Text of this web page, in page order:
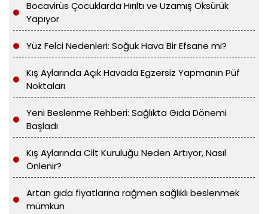
Bocavirüs Çocuklarda Hırıltı ve Uzamış Öksürük
Yapıyor
Yüz Felci Nedenleri: Soğuk Hava Bir Efsane mi?
Kış Aylarında Açık Havada Egzersiz Yapmanın Püf
Noktaları
Yeni Beslenme Rehberi: Sağlıkta Gıda Dönemi
Başladı
Kış Aylarında Cilt Kuruluğu Neden Artıyor, Nasıl
Önlenir?
Artan gıda fiyatlarına rağmen sağlıklı beslenmek
mümkün